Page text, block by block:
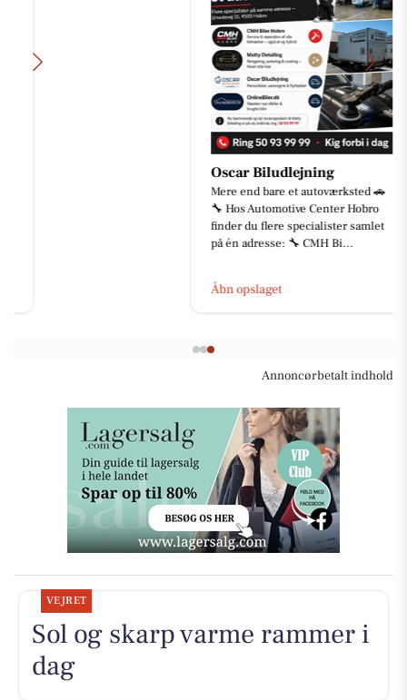
Oscar Biludlejning
Mere end bare et autoværksted 🚗
🔧 Hos Automotive Center Hobro
finder du flere specialister samlet
på én adresse: 🔧 CMH Bi...
Annoncørbetalt indhold
VEJRET
Sol og skarp varme rammer i
dag